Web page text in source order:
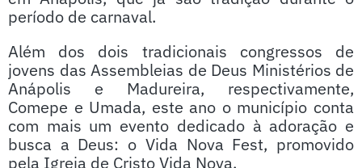
período de carnaval.
Além dos dois tradicionais congressos de
jovens das Assembleias de Deus Ministérios de
Anápolis e Madureira, respectivamente,
Comepe e Umada, este ano o município conta
com mais um evento dedicado à adoração e
busca a Deus: o Vida Nova Fest, promovido
pela Igreja de Cristo Vida Nova.